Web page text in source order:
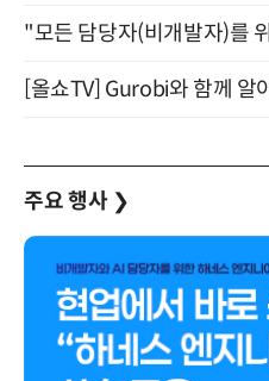
주요 행사 ❯